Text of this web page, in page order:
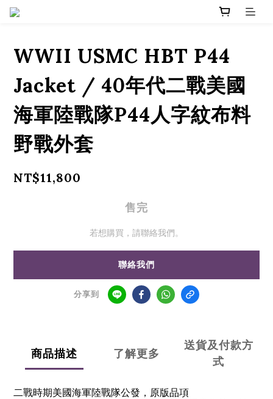
WWII USMC HBT P44
Jacket / 40年代二戰美國
海軍陸戰隊P44人字紋布料
野戰外套
NT$11,800
售完
若想購買，請聯絡我們。
聯絡我們
分享到
商品描述 了解更多
送貨及付款方
式
二戰時期美國海軍陸戰隊公發，原版品項